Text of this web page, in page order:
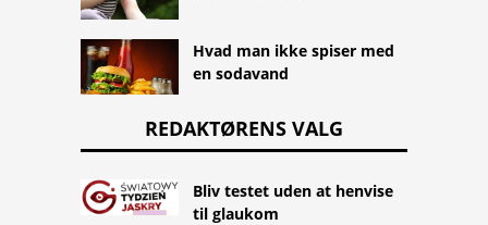
Hvad man ikke spiser med
en sodavand
REDAKTØRENS VALG
Bliv testet uden at henvise
til glaukom